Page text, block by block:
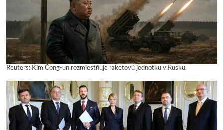
Reuters: Kim Čong-un rozmiestňuje raketovú jednotku v Rusku.